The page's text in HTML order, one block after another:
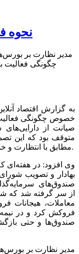
نحوه
مدیر نظارت بر
چگونگی فعالیت
به گزارش اقتصاد
خصوص چگونگی
صیانت از دارایی‌های
متوقف بود که این
مطابق با انتظارت و خواسته‌های اکثریت فعالان بازار نیز بوده است.
وی افزود: در هفته‌ای
بهادار و تصویب
صندوق‌های
معاملات، هیجانات
فروکش کرد و در نیمه
صندوق‌ها و حتی
مدیر نظارت بر